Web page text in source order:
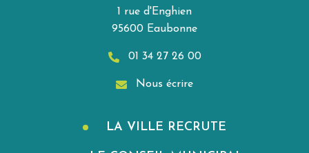
1 rue d'Enghien
95600 Eaubonne
01 34 27 26 00
Nous écrire
LA VILLE RECRUTE